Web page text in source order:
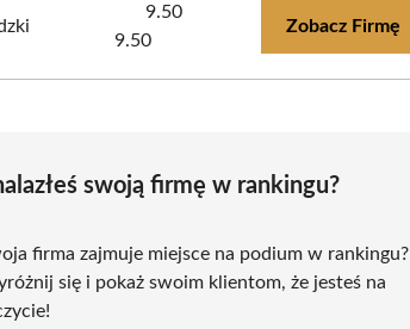
9.50
9.50
Zobacz Firmę
swoją firmę w rankingu?
firma zajmuje miejsce na podium w rankingu?
się i pokaż swoim klientom, że jesteś na